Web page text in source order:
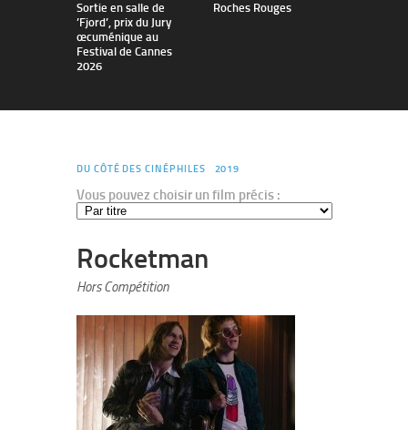
Sortie en salle de
’Fjord’, prix du Jury
œcuménique au
Festival de Cannes
2026
Roches Rouges
DU CÔTÉ DES CINÉPHILES 2019
Vous pouvez choisir un film précis :
Rocketman
Hors Compétition